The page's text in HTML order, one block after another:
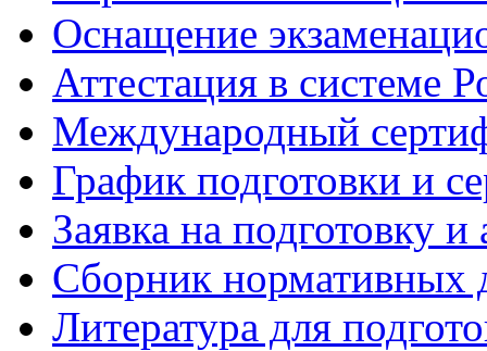
Оснащение
Аттестация в системе
Международный
График подготовки и
Заявка на подготовку и
Сборник нормативных
Литература для